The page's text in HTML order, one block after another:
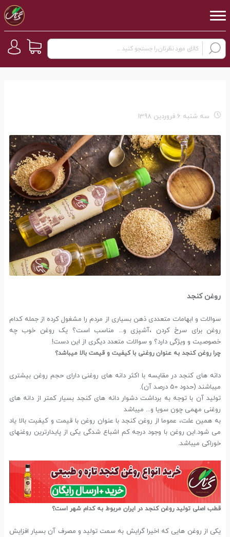
سه شنبه 6 فروردین 1398
روغن کنجد
سوالات و ابهامات متعددی ذهن بسیاری از مردم را مشغول کرده از جمله کدام
روغن برای سرخ کردن ،آشپزی و... مناسب است؟ یک روغن خوب چه
خصوصیت و ویژگی دارد؟ و سوالات متعدد دیگری از این دست!
چرا روغن کنجد به عنوان روغنی با کیفیت و قیمت بالا میباشد؟
دانه های کنجد در مقایسه با اکثر دانه های روغنی دارای حجم روغن بیشتری
میباشند (حدود 50 درصد آن).
تولید آن با توجه به برداشت دشوار دانه های کنجد بسیار کمتر از دانه های
روغنی مهمی چون سویا و... میباشد
به همین علت، عموما از روغن کنجد با عنوان روغن با قیمت و کیفیت بالا یاد
می شود.این روغن با وجود درجه کم اشباع شدگی یکی از پایدارترین روغنهای
خوراکی میباشد.
قطب اصلی تولید روغن کنجد در ایران مربوط به کدام شهر است؟
یکی از روغن هایی که اخیرا گرایش به سمت تولید و مصرف آن بسیار افزایش